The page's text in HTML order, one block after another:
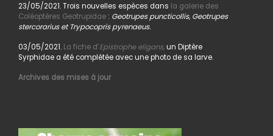
23/05/2021. Trois nouvelles espèces dans la galerie des
Coléoptères Geotrupidae: Geotrupes puncticollis, Geotrupes
stercorarius et Trypocopris pyrenaeus.
03/05/2021. La fiche d’Epistrophe eligans,un Diptère
Syrphidae a été complétée avec une photo de sa larve.
Archives des mises à jour